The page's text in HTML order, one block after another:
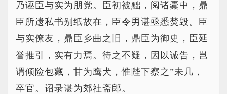
乃诬臣与实为朋党。臣初被黜，阅诸橐中，鼎
臣所遗私书别纸故在，臣令男谌亟悉焚毁。臣
与实僚友，鼎臣乡曲之旧，鼎臣为御史，臣延
誉推引，实有力焉。待之不疑，因以诚告，岂
谓倾险包藏，甘为鹰犬，惟陛下察之”未几，
卒官。诏录谌为郊社斋郎。